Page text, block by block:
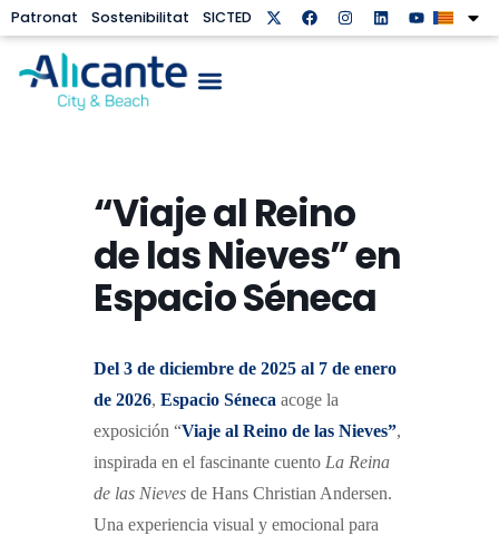
Patronat Sostenibilitat SICTED
“Viaje al Reino
de las Nieves” en
Espacio Séneca
Del 3 de diciembre de 2025 al 7 de enero
de 2026, Espacio Séneca acoge la
exposición “Viaje al Reino de las Nieves”,
inspirada en el fascinante cuento La Reina
de las Nieves de Hans Christian Andersen.
Una experiencia visual y emocional para